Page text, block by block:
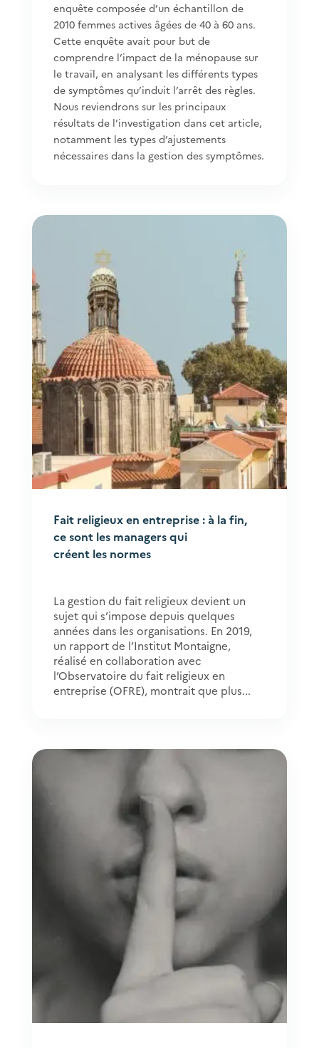
enquête composée d’un échantillon de
2010 femmes actives âgées de 40 à 60 ans.
Cette enquête avait pour but de
comprendre l’impact de la ménopause sur
le travail, en analysant les différents types
de symptômes qu’induit l’arrêt des règles.
Nous reviendrons sur les principaux
résultats de l’investigation dans cet article,
notamment les types d’ajustements
nécessaires dans la gestion des symptômes.
Fait religieux en entreprise : à la fin,
ce sont les managers qui
créent les normes
La gestion du fait religieux devient un
sujet qui s’impose depuis quelques
années dans les organisations. En 2019,
un rapport de l’Institut Montaigne,
réalisé en collaboration avec
l’Observatoire du fait religieux en
entreprise (OFRE), montrait que plus...